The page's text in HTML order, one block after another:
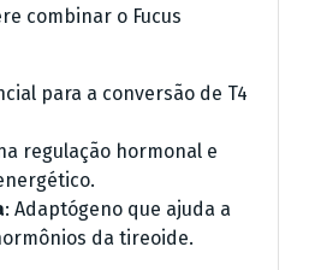
combinar o Fucus
para a conversão de T4
regulação hormonal e
: Adaptógeno que ajuda a
da tireoide.